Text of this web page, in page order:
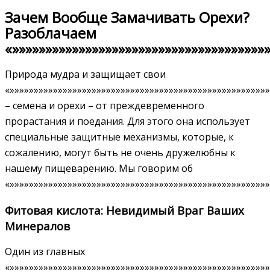
Зачем Вообще Замачивать Орехи?
Разоблачаем
Природа мудра и защищает свои
– семена и орехи – от преждевременного
прорастания и поедания. Для этого она использует
специальные защитные механизмы, которые, к
сожалению, могут быть не очень дружелюбны к
нашему пищеварению. Мы говорим об
Фитовая кислота: Невидимый Враг Ваших
Минералов
Один из главных